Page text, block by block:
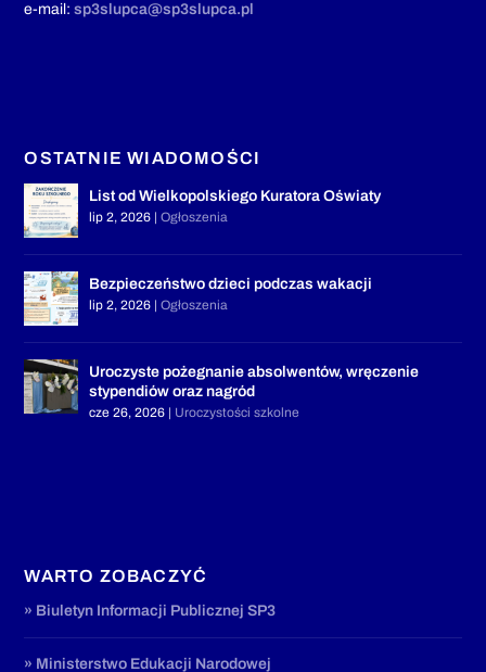
e-mail:sp3slupca@sp3slupca.pl
OSTATNIE WIADOMOŚCI
List od Wielkopolskiego Kuratora Oświaty
lip 2, 2026 |Ogłoszenia
Bezpieczeństwo dzieci podczas wakacji
lip 2, 2026 |Ogłoszenia
Uroczyste pożegnanie absolwentów, wręczenie
stypendiów oraz nagród
cze 26, 2026 | Uroczystości szkolne
WARTO ZOBACZYĆ
» Biuletyn Informacji Publicznej SP3
» Ministerstwo Edukacji Narodowej